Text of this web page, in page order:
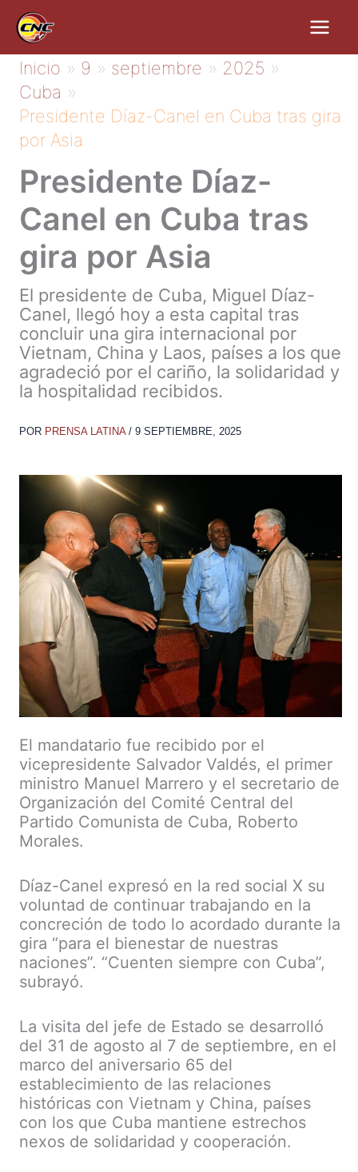
contenido
Inicio 9 septiembre
2025
Cuba
Presidente Díaz-Canel en Cuba tras gira
por Asia
Presidente Díaz-
Canel en Cuba tras
gira por Asia
El presidente de Cuba, Miguel Díaz-
Canel, llegó hoy a esta capital tras
concluir una gira internacional por
Vietnam, China y Laos, países a los que
agradeció por el cariño, la solidaridad y
la hospitalidad recibidos.
POR PRENSA LATINA / 9 SEPTIEMBRE, 2025
El mandatario fue recibido por el
vicepresidente Salvador Valdés, el primer
ministro Manuel Marrero y el secretario de
Organización del Comité Central del
Partido Comunista de Cuba, Roberto
Morales.
Díaz-Canel expresó en la red social X su
voluntad de continuar trabajando en la
concreción de todo lo acordado durante la
gira “para el bienestar de nuestras
naciones”. “Cuenten siempre con Cuba”,
subrayó.
La visita del jefe de Estado se desarrolló
del 31 de agosto al 7 de septiembre, en el
marco del aniversario 65 del
establecimiento de las relaciones
históricas con Vietnam y China, países
con los que Cuba mantiene estrechos
nexos de solidaridad y cooperación.